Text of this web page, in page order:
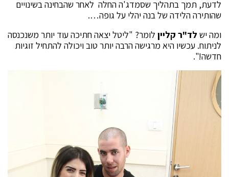
לדעת, תמך בתהליך שסמדג'ה החלה לאחר שהבחינה בשינויים
שהותירה הלידה של בנה יהלי על גופה….
ומה יש לד"ר קלייןלומר? "ליטל יצאה חתיכה עוד יותר משנכנסה
לניתוח. עכשיו היא מרגישה הרבה יותר טוב ויכולה להתחיל זוגיות
חדשה!".